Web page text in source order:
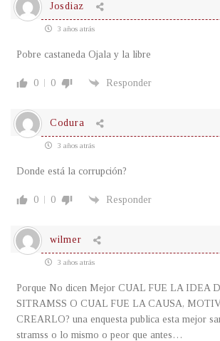
Josdiaz
3 años atrás
Pobre castaneda Ojala y la libre
0 0 Responder
Codura
3 años atrás
Donde está la corrupción?
0 0 Responder
wilmer
3 años atrás
Porque No dicen Mejor CUAL FUE LA IDEA
SITRAMSS O CUAL FUE LA CAUSA,
CREARLO? una enquesta publica esta mejor
stramss o lo mismo o peor que antes…